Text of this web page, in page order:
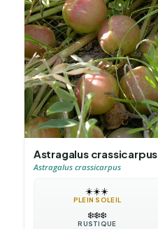
Astragalus crassicarpus
Astragalus crassicarpus
☀️☀️☀️
PLEIN SOLEIL
❄️❄️❄️
RUSTIQUE